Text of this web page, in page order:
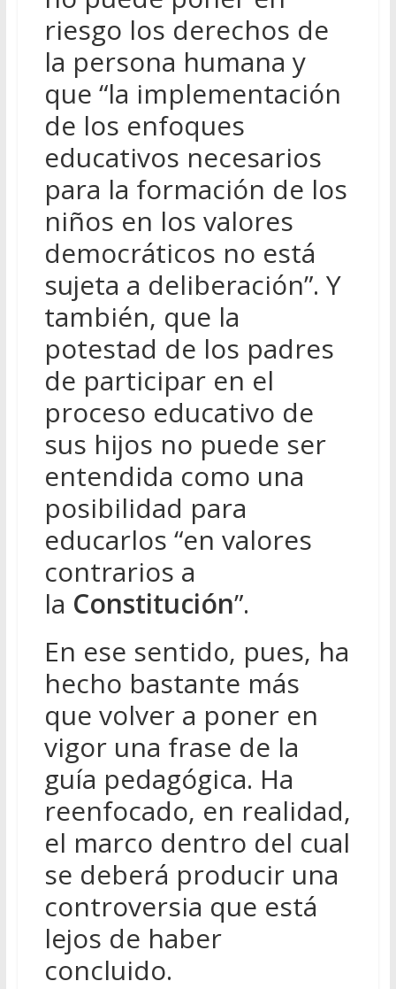
riesgo los derechos de
la persona humana y
que “la implementación
de los enfoques
educativos necesarios
para la formación de los
niños en los valores
democráticos no está
sujeta a deliberación”. Y
también, que la
potestad de los padres
de participar en el
proceso educativo de
sus hijos no puede ser
entendida como una
posibilidad para
educarlos “en valores
contrarios a
la Constitución”.
En ese sentido, pues, ha
hecho bastante más
que volver a poner en
vigor una frase de la
guía pedagógica. Ha
reenfocado, en realidad,
el marco dentro del cual
se deberá producir una
controversia que está
lejos de haber
concluido.